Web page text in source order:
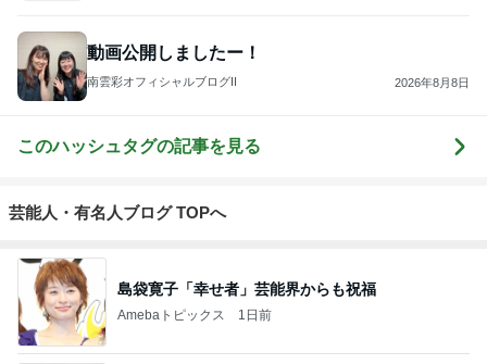
動画公開しましたー！
南雲彩オフィシャルブログII 2026年8月8日
このハッシュタグの記事を見る
芸能人・有名人ブログ TOPへ
島袋寛子「幸せ者」芸能界からも祝福
Amebaトピックス 1日前